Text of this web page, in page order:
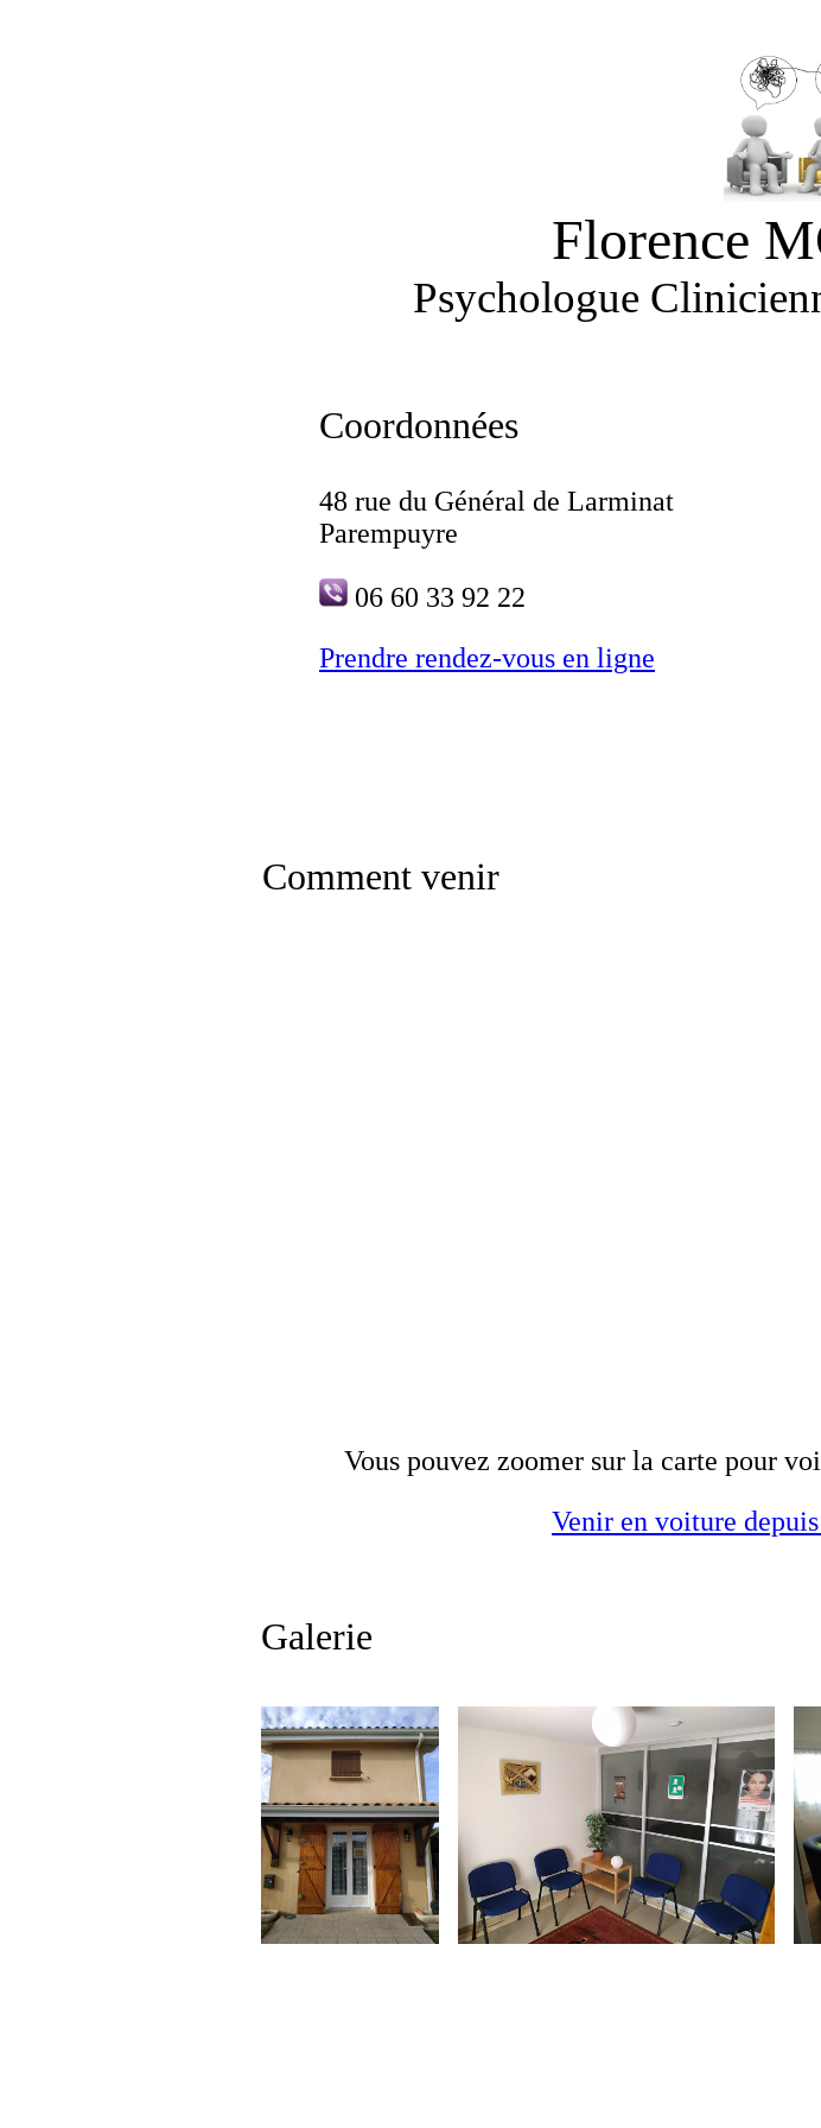
Florence
Psychologue
Coordonnées
48 rue du Général de Larminat
Parempuyre
06 60 33 92 22
Prendre rendez-vous en ligne
Comment venir
Vous pouvez zoomer sur la carte pour
Venir en voiture
Galerie